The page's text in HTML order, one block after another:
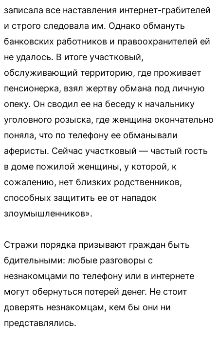
записала все наставления интернет-грабителей
и строго следовала им. Однако обмануть
банковских работников и правоохранителей ей
не удалось. В итоге участковый,
обслуживающий территорию, где проживает
пенсионерка, взял жертву обмана под личную
опеку. Он сводил ее на беседу к начальнику
уголовного розыска, где женщина окончательно
поняла, что по телефону ее обманывали
аферисты. Сейчас участковый — частый гость
в доме пожилой женщины, у которой, к
сожалению, нет близких родственников,
способных защитить ее от нападок
злоумышленников».
Стражи порядка призывают граждан быть
бдительными: любые разговоры с
незнакомцами по телефону или в интернете
могут обернуться потерей денег. Не стоит
доверять незнакомцам, кем бы они ни
представлялись.